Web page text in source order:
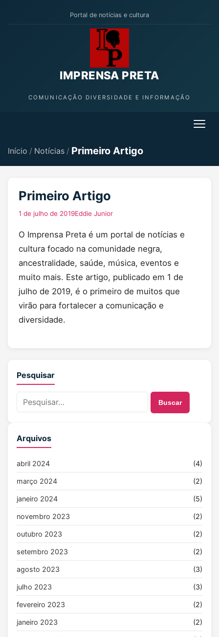
Portal de notícias e cultura
IMPRENSA PRETA
COMUNICAÇÃO DIVERSIDADE E INFORMAÇÃO
Início / Notícias / Primeiro Artigo
Primeiro Artigo
1 de julho de 2019Eddie Junior
O Imprensa Preta é um portal de notícias e
cultura focado na comunidade negra,
ancestralidade, saúde, música, eventos e
muito mais. Este artigo, publicado em 1 de
julho de 2019, é o primeiro de muitos que
virão para fortalecer a comunicação e
diversidade.
Pesquisar
Buscar
Arquivos
abril 2024 (4)
março 2024 (2)
janeiro 2024 (5)
novembro 2023 (2)
outubro 2023 (2)
setembro 2023 (2)
agosto 2023 (3)
julho 2023 (3)
fevereiro 2023 (2)
janeiro 2023 (2)